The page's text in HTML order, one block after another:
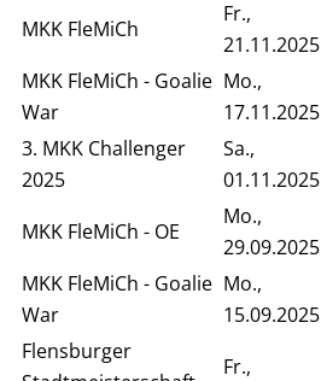
MKK FleMiCh
Fr.,
21.11.2025
MKK FleMiCh - Goalie
War
Mo.,
17.11.2025
3. MKK Challenger
2025
Sa.,
01.11.2025
MKK FleMiCh - OE
Mo.,
29.09.2025
MKK FleMiCh - Goalie
War
Mo.,
15.09.2025
Flensburger
Fr.,